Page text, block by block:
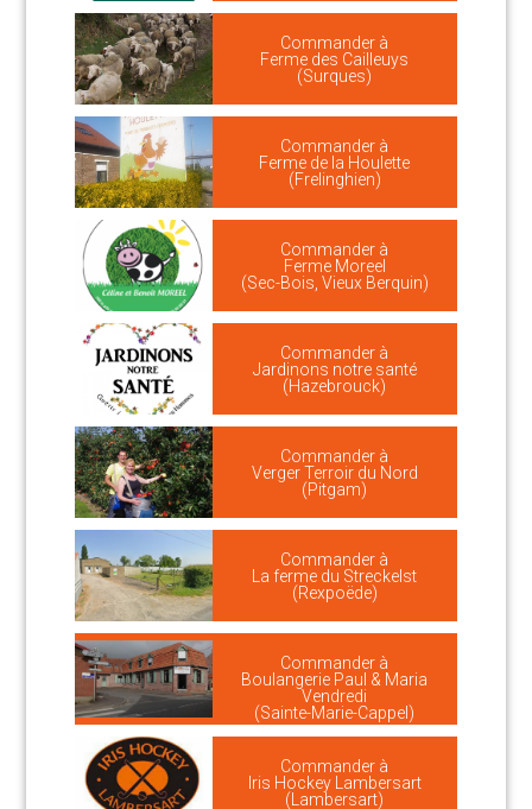
Commander à
Ferme des Cailleuys
(Surques)
Commander à
Ferme de la Houlette
(Frelinghien)
Commander à
Ferme Moreel
(Sec-Bois, Vieux Berquin)
Commander à
Jardinons notre santé
(Hazebrouck)
Commander à
Verger Terroir du Nord
(Pitgam)
Commander à
La ferme du Streckelst
(Rexpoëde)
Commander à
Boulangerie Paul & Maria
Vendredi
(Sainte-Marie-Cappel)
Commander à
Iris Hockey Lambersart
(Lambersart)